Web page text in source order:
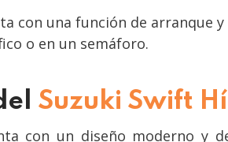
con una función de
o en un semáforo.
Suzuki Swift
con un diseño moderno y